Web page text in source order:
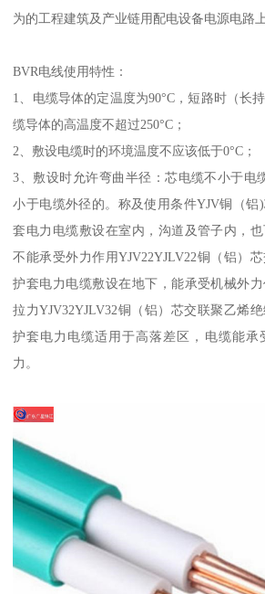
为的工程建筑及产业链用配电设备电源电路上
BVR电线使用特性：
1、电缆导体的定温度为90°C，短路时（长
缆导体的高温度不超过250°C；
2、敷设电缆时的环境温度不应该低于0°C；
3、敷设时允许弯曲半径：芯电缆不小于电
小于电缆外径的。称及使用条件YJV铜（铝
套电力电缆敷设在室内，沟道及管子内，
不能承受外力作用YJV22YJLV22铜（铝）
护套电力电缆敷设在地下，能承受机械外
拉力YJV32YJLV32铜（铝）芯交联聚乙烯
护套电力电缆适用于高落差区，电缆能承
力。